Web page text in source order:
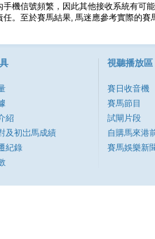
機信號頻繁，因此其他接收系統有可
。至於賽馬結果, 馬迷應參考實際的賽
紹
及初岀馬成績
紀錄
視聽播放區
賽日收音機
賽馬節目
試閘片段
自購馬來港
賽馬娛樂新